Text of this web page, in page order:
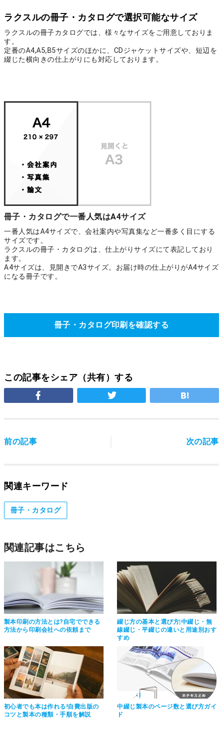
ラクスルの冊子・カタログで選択可能なサイズ
ラクスルの冊子カタログでは、様々なサイズをご用意しておりま
す。
定番のA4,A5,B5サイズのほかに、CDジャケットサイズや、短辺を
綴じた横向きの仕上がりにも対応しております。
冊子・カタログで一番人気はA4サイズ
一番人気はA4サイズで、会社案内や写真集など一番多く目にする
サイズです。
ラクスルの冊子・カタログは、仕上がりサイズにて表記しており
ます。
A4サイズは、見開きでA3サイズ。お届け時の仕上がりがA4サイズ
になる冊子です。
冊子・カタログ印刷を確認する
この記事をシェア（共有）する
前の記事 次の記事
関連キーワード
冊子・カタログ
関連記事はこちら
製本印刷の方法とは?自宅でできる
方法から印刷会社への依頼まで
綴じ方の基本と選び方|中綴じ・無
線綴じ・平綴じの違いと用途別おす
すめ
初心者でも本は作れる!自費出版の
コツと製本の種類・手順を解説
中綴じ製本のページ数と選び方ガイ
ド